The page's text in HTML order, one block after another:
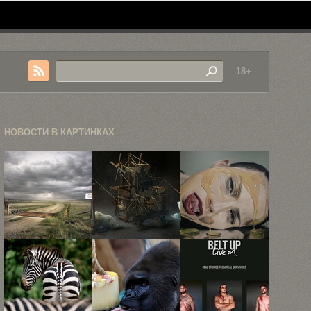
18+
НОВОСТИ В КАРТИНКАХ
Пейзажная
фотография
Эрика
Шмидта
63 самых
запоминающихся
рекламных
принта ...
портреты
Майка
Даргаса